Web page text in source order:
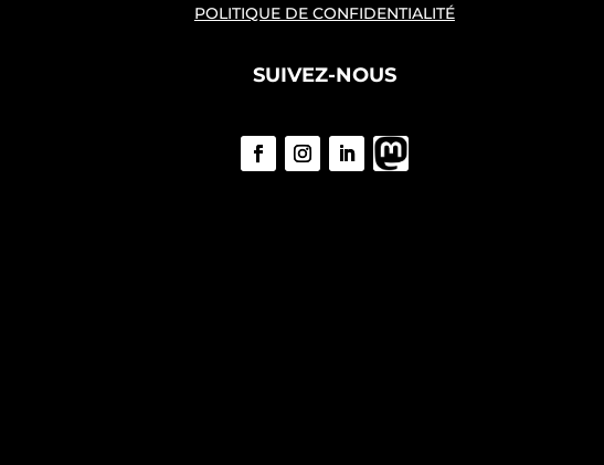
POLITIQUE DE CONFIDENTIALITÉ
SUIVEZ-NOUS